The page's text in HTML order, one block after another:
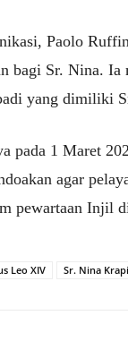
Paolo
bagi Sr. Nina.
yang dimiliki
pada 1 Maret
agar
pewartaan Injil
Leo XIV Sr. Nina